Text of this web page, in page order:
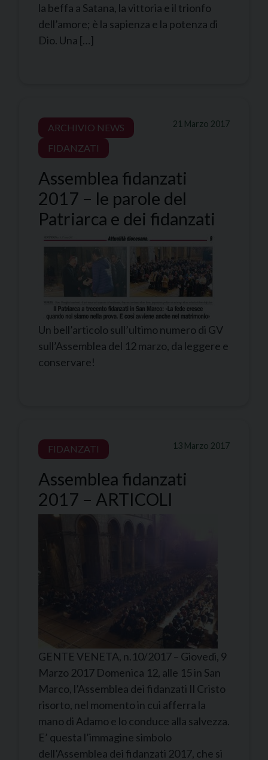
la beffa a Satana, la vittoria e il trionfo
dell’amore; è la sapienza e la potenza di
Dio. Una […]
21 Marzo 2017
ARCHIVIO NEWS
FIDANZATI
Assemblea fidanzati
2017 – le parole del
Patriarca e dei fidanzati
Un bell’articolo sull’ultimo numero di GV
sull’Assemblea del 12 marzo, da leggere e
conservare!
13 Marzo 2017
FIDANZATI
Assemblea fidanzati
2017 – ARTICOLI
GENTE VENETA, n.10/2017 – Giovedi, 9
Marzo 2017 Domenica 12, alle 15 in San
Marco, l’Assemblea dei fidanzati Il Cristo
risorto, nel momento in cui afferra la
mano di Adamo e lo conduce alla salvezza.
E’ questa l’immagine simbolo
dell’Assemblea dei fidanzati 2017, che si